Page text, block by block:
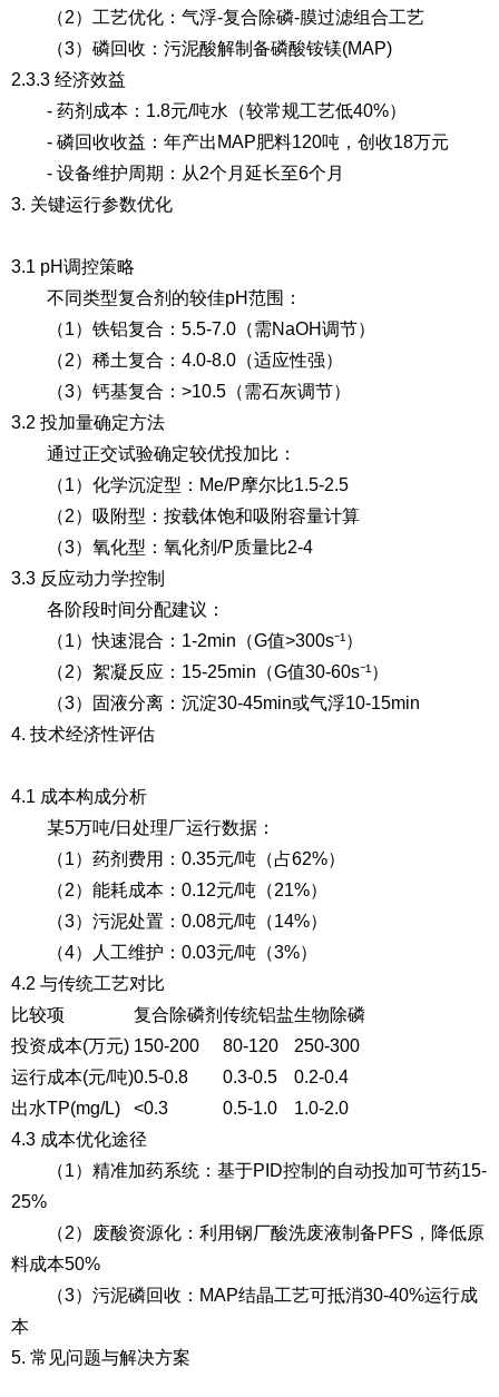
（2）工艺优化 ：气浮-复合除磷-膜过滤组合工艺
（3）磷回收 ：污泥酸解制备磷酸铵镁(MAP)
2.3.3 经济效益
- 药剂成本：1.8元/吨水（较常规工艺低40%）
- 磷回收收益：年产出MAP肥料120吨，创收18万元
- 设备维护周期：从2个月延长至6个月
3. 关键运行参数优化
3.1 pH调控策略
不同类型复合剂的较佳pH范围：
（1）铁铝复合 ：5.5-7.0（需NaOH调节）
（2）稀土复合 ：4.0-8.0（适应性强）
（3）钙基复合 ：>10.5（需石灰调节）
3.2 投加量确定方法
通过正交试验确定较优投加比：
（1）化学沉淀型 ：Me/P摩尔比1.5-2.5
（2）吸附型 ：按载体饱和吸附容量计算
（3）氧化型 ：氧化剂/P质量比2-4
3.3 反应动力学控制
各阶段时间分配建议：
（1）快速混合 ：1-2min（G值>300s⁻¹）
（2）絮凝反应 ：15-25min（G值30-60s⁻¹）
（3）固液分离 ：沉淀30-45min或气浮10-15min
4. 技术经济性评估
4.1 成本构成分析
某5万吨/日处理厂运行数据：
（1）药剂费用 ：0.35元/吨（占62%）
（2）能耗成本 ：0.12元/吨（21%）
（3）污泥处置 ：0.08元/吨（14%）
（4）人工维护 ：0.03元/吨（3%）
4.2 与传统工艺对比
比较项
复合除磷剂 传统铝盐生物除磷
投资成本(万元) 150-200 80-120
250-300
运行成本(元/吨)0.5-0.8 0.3-0.5
0.2-0.4
出水TP(mg/L)
<0.3 0.5-1.0
1.0-2.0
4.3 成本优化途径
（1）精准加药系统 ：基于PID控制的自动投加可节药15-
25%
（2）废酸资源化 ：利用钢厂酸洗废液制备PFS，降低原
料成本50%
（3）污泥磷回收 ：MAP结晶工艺可抵消30-40%运行成
本
5. 常见问题与解决方案